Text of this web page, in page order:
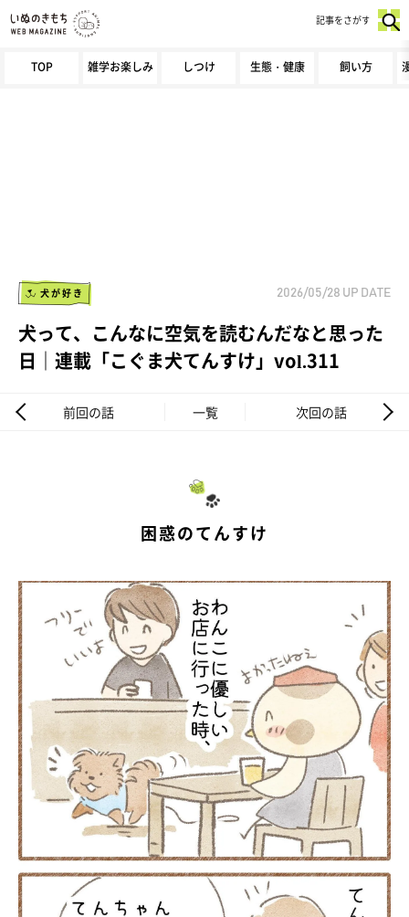
TOP 雑学お楽しみ しつけ 生態・健康 飼い方
記事をさがす
犬が好き 2026/05/28 UP DATE
犬って、こんなに空気を読むんだなと思った
日｜連載「こぐま犬てんすけ」vol.311
前回の話 一覧 次回の話
困惑のてんすけ